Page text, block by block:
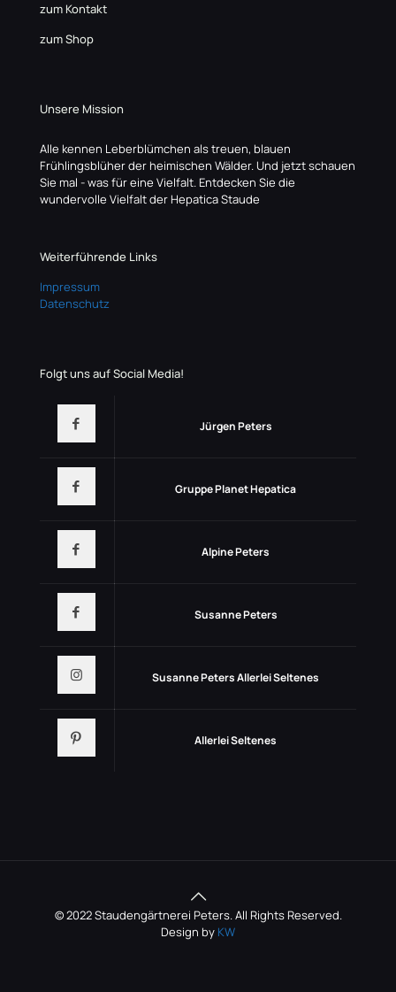
zum Kontakt
zum Shop
Unsere Mission
Alle kennen Leberblümchen als treuen, blauen
Frühlingsblüher der heimischen Wälder. Und jetzt schauen
Sie mal - was für eine Vielfalt. Entdecken Sie die
wundervolle Vielfalt der Hepatica Staude
Weiterführende Links
Impressum
Datenschutz
Folgt uns auf Social Media!
Jürgen Peters
Gruppe Planet Hepatica
Alpine Peters
Susanne Peters
Susanne Peters Allerlei Seltenes
Allerlei Seltenes
© 2022 Staudengärtnerei Peters. All Rights Reserved.
Design by KW